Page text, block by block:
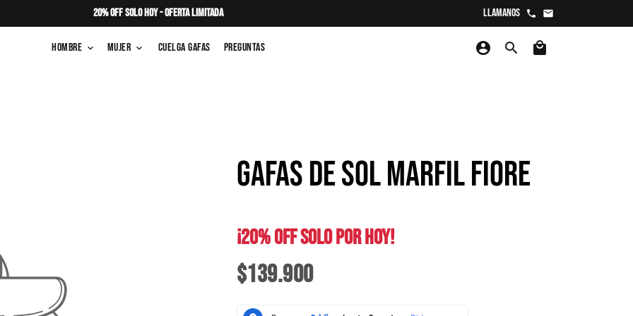
20% OFF SOLO HOY - OFERTA LIMITADA Llamanos phone email
Hombre keyboard_arrow_down Mujer keyboard_arrow_down Cuelga Gafas Preguntas account_circle search local_mall
GAFAS DE SOL MARFIL FIORE
¡20% OFF SOLO POR HOY!
$139.900